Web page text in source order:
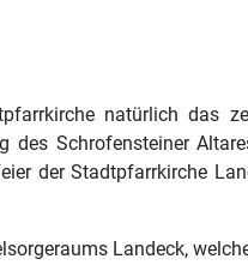
natürlich das
des Schrofensteiner
der Stadtpfarrkirche
Landeck,